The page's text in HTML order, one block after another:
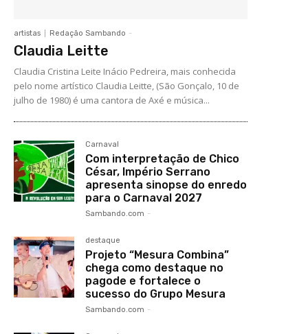
artistas Redação Sambando -
Claudia Leitte
Claudia Cristina Leite Inácio Pedreira, mais conhecida
pelo nome artístico Claudia Leitte, (São Gonçalo, 10 de
julho de 1980) é uma cantora de Axé e música...
Carnaval
Com interpretação de Chico
César, Império Serrano
apresenta sinopse do enredo
para o Carnaval 2027
Sambando.com -
destaque
Projeto “Mesura Combina”
chega como destaque no
pagode e fortalece o
sucesso do Grupo Mesura
Sambando.com -